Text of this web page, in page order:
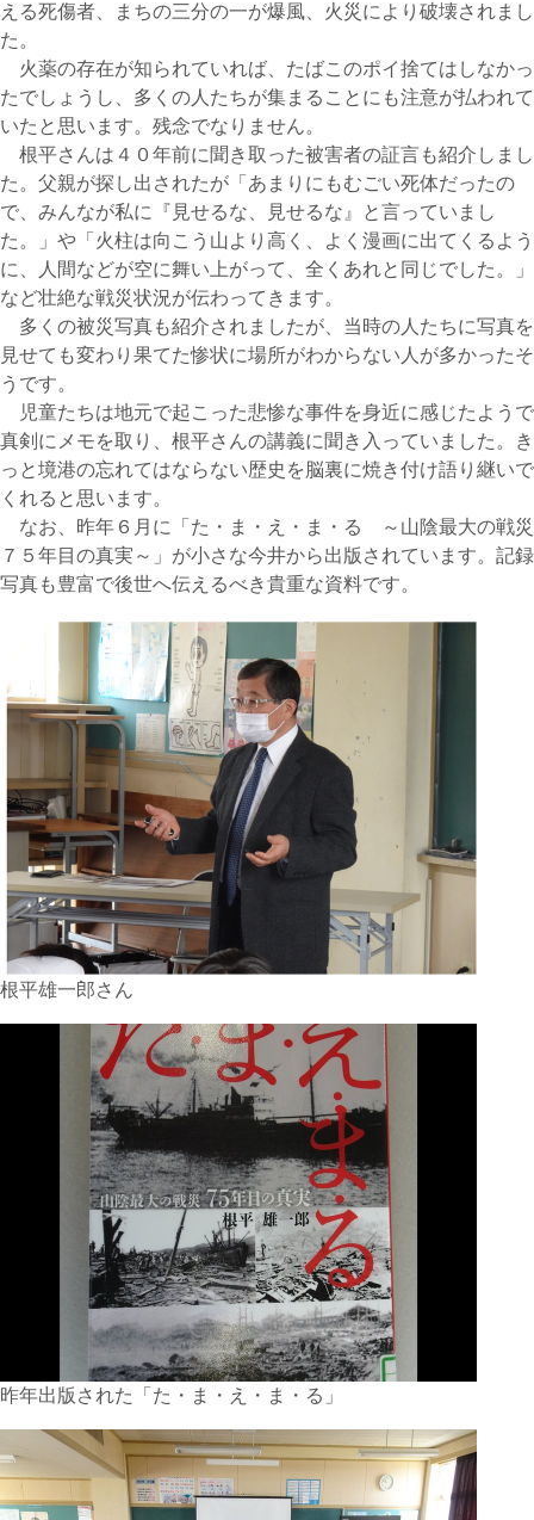
える死傷者、まちの三分の一が爆風、火災により破壊されまし
た。
火薬の存在が知られていれば、たばこのポイ捨てはしなかっ
たでしょうし、多くの人たちが集まることにも注意が払われて
いたと思います。残念でなりません。
根平さんは４０年前に聞き取った被害者の証言も紹介しまし
た。父親が探し出されたが「あまりにもむごい死体だったの
で、みんなが私に『見せるな、見せるな』と言っていまし
た。」や「火柱は向こう山より高く、よく漫画に出てくるよう
に、人間などが空に舞い上がって、全くあれと同じでした。」
など壮絶な戦災状況が伝わってきます。
多くの被災写真も紹介されましたが、当時の人たちに写真を
見せても変わり果てた惨状に場所がわからない人が多かったそ
うです。
児童たちは地元で起こった悲惨な事件を身近に感じたようで
真剣にメモを取り、根平さんの講義に聞き入っていました。き
っと境港の忘れてはならない歴史を脳裏に焼き付け語り継いで
くれると思います。
なお、昨年６月に「た・ま・え・ま・る ～山陰最大の戦災
７５年目の真実～」が小さな今井から出版されています。記録
写真も豊富で後世へ伝えるべき貴重な資料です。
根平雄一郎さん
昨年出版された「た・ま・え・ま・る」